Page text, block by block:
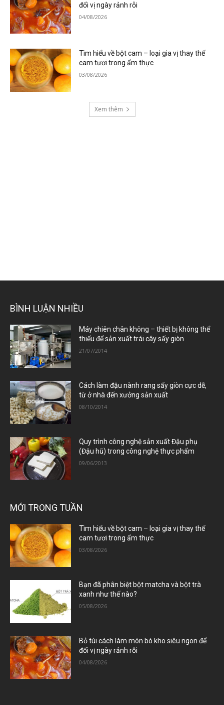
đổi vị ngày rảnh rỗi
04/08/2026
Tìm hiểu về bột cam – loại gia vị thay thế
cam tươi trong ẩm thực
03/08/2026
Xem thêm
BÌNH LUẬN NHIỀU
Máy chiên chân không – thiết bị không thể
thiếu để sản xuất trái cây sấy giòn
21/07/2014
Cách làm đậu nành rang sấy giòn cực dễ,
từ ở nhà đến xưởng sản xuất
08/10/2014
Quy trình công nghệ sản xuất Đậu phụ
(Đậu hũ) trong công nghệ thực phẩm
09/06/2013
MỚI TRONG TUẦN
Tìm hiểu về bột cam – loại gia vị thay thế
cam tươi trong ẩm thực
03/08/2026
Bạn đã phân biệt bột matcha và bột trà
xanh như thế nào?
05/08/2026
Bỏ túi cách làm món bò kho siêu ngon để
đổi vị ngày rảnh rỗi
04/08/2026